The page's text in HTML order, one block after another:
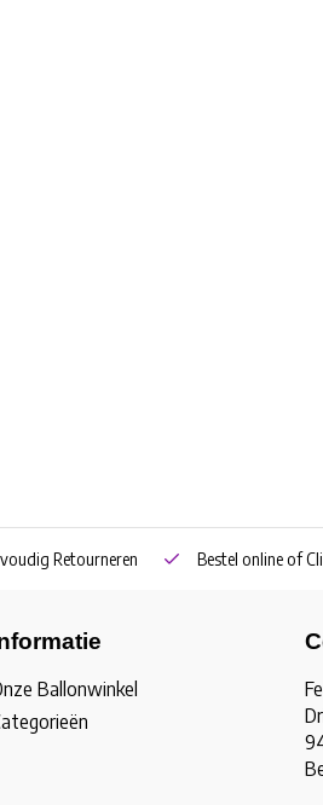
Retourneren Bestel online of
Ballonwinkel